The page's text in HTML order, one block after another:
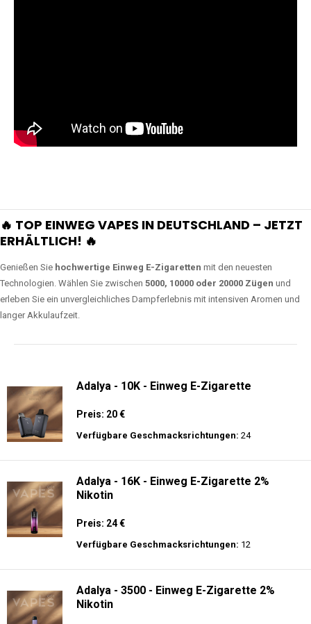
🔥 TOP EINWEG VAPES IN DEUTSCHLAND – JETZT
ERHÄLTLICH! 🔥
Genießen Sie hochwertige Einweg E-Zigaretten mit den neuesten
Technologien. Wählen Sie zwischen 5000, 10000 oder 20000 Zügen und
erleben Sie ein unvergleichliches Dampferlebnis mit intensiven Aromen und
langer Akkulaufzeit.
Adalya - 10K - Einweg E-Zigarette
Preis: 20 €
Verfügbare Geschmacksrichtungen: 24
Adalya - 16K - Einweg E-Zigarette 2%
Nikotin
Preis: 24 €
Verfügbare Geschmacksrichtungen: 12
Adalya - 3500 - Einweg E-Zigarette 2%
Nikotin